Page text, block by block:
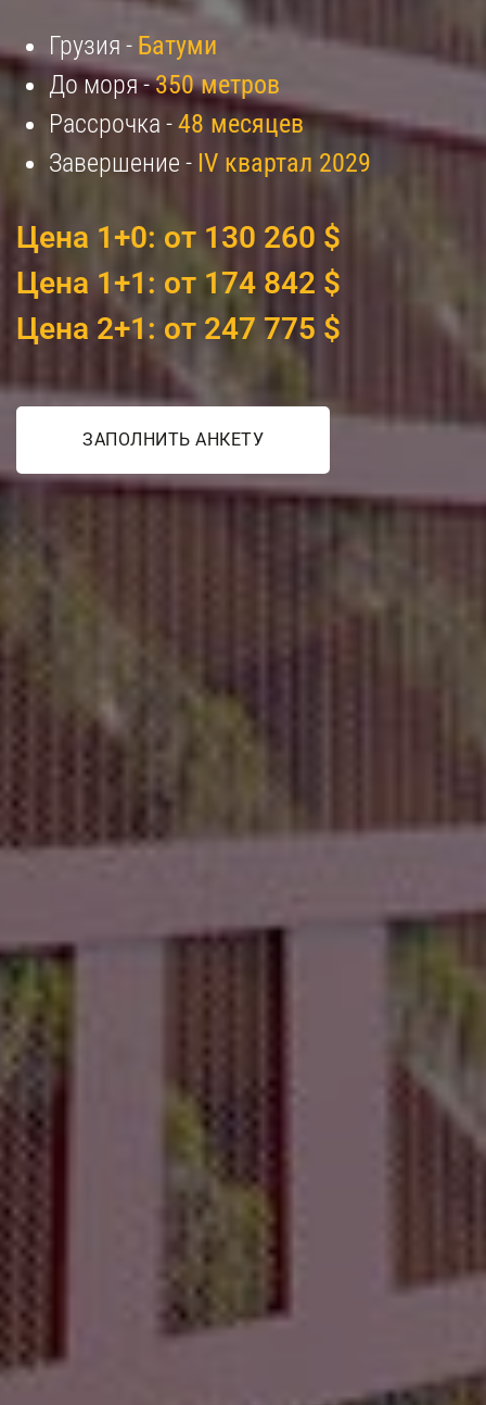
Грузия - Батуми
До моря -350 метров
Рассрочка -48 месяцев
Завершение - IV квартал 2029
Цена 1+0: от 130 260 $
Цена 1+1: от 174 842 $
Цена 2+1: от 247 775 $
ЗАПОЛНИТЬ АНКЕТУ